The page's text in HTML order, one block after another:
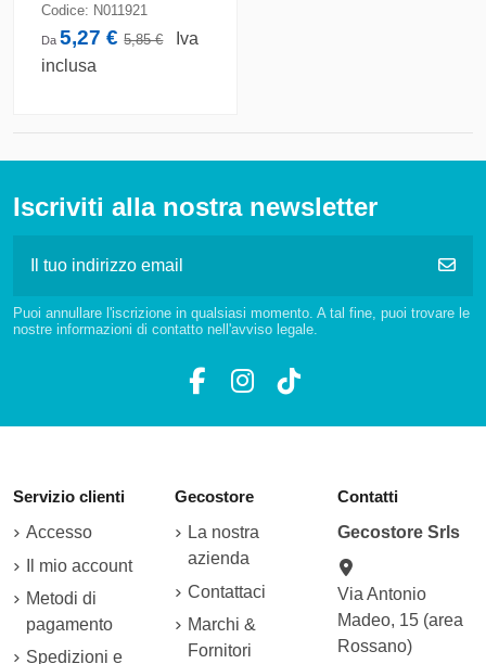
Codice: N011921
Da5,27 €5,85 €
Iva
inclusa
Iscriviti alla nostra newsletter
Puoi annullare l'iscrizione in qualsiasi momento. A tal fine, puoi trovare le
nostre informazioni di contatto nell'avviso legale.
Servizio clienti
Accesso
Il mio account
Metodi di
pagamento
Spedizioni e
Gecostore
La nostra
azienda
Contattaci
Marchi &
Fornitori
Contatti
Gecostore Srls
Via Antonio
Madeo, 15 (area
Rossano)